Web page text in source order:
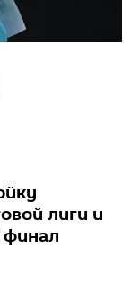
лиги и
финал